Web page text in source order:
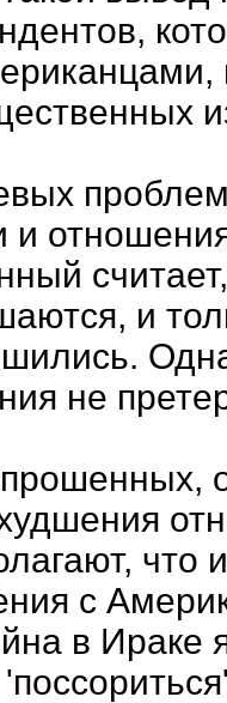
и
и
не
что
с
в Ираке